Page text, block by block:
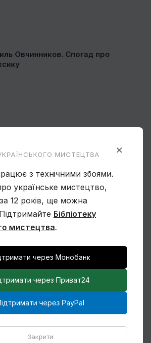
Овчинников. Спогад про
Віктор Замирайло український
Марії Котляревської про
Сапожникова
×
МИСТЕЦТВА
з технічними збоями.
українське мистецтво,
12 років, ще можна
Бібліотеку
мистецтва.
через Монобанк
через Приват24
через PayPal
Закрити